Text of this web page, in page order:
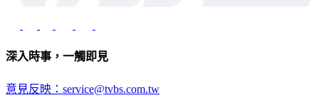
深入時事，一觸即見
意見反映：service@tvbs.com.tw